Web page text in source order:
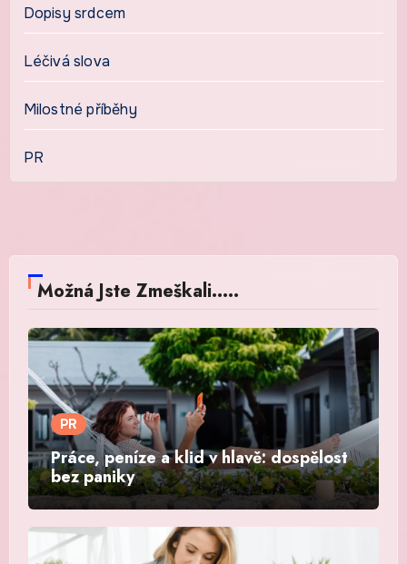
Dopisy srdcem
Léčivá slova
Milostné příběhy
PR
Možná Jste Zmeškali.....
PR
Práce, peníze a klid v hlavě: dospělost
bez paniky